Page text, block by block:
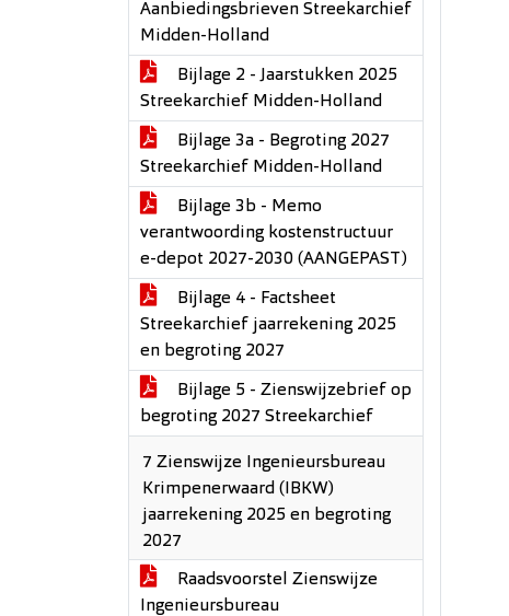
Aanbiedingsbrieven Streekarchief
Midden-Holland
Bijlage 2 - Jaarstukken 2025
Streekarchief Midden-Holland
Bijlage 3a - Begroting 2027
Streekarchief Midden-Holland
Bijlage 3b - Memo
verantwoording kostenstructuur
e-depot 2027-2030 (AANGEPAST)
Bijlage 4 - Factsheet
Streekarchief jaarrekening 2025
en begroting 2027
Bijlage 5 - Zienswijzebrief op
begroting 2027 Streekarchief
7 Zienswijze Ingenieursbureau
Krimpenerwaard (IBKW)
jaarrekening 2025 en begroting
2027
Raadsvoorstel Zienswijze
Ingenieursbureau